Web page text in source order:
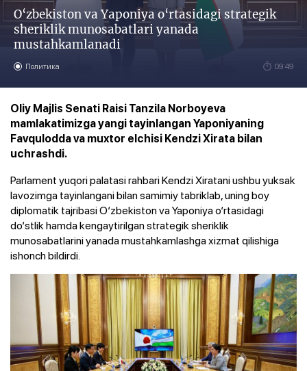
O‘zbekiston va Yaponiya o‘rtasidagi strategik
sheriklik munosabatlari yanada
mustahkamlanadi
Политика 09:49
Oliy Majlis Senati Raisi Tanzila Norboyeva
mamlakatimizga yangi tayinlangan Yaponiyaning
Favqulodda va muxtor elchisi Kendzi Xirata bilan
uchrashdi.
Parlament yuqori palatasi rahbari Kendzi Xiratani ushbu yuksak
lavozimga tayinlangani bilan samimiy tabriklab, uning boy
diplomatik tajribasi O‘zbekiston va Yaponiya o‘rtasidagi
do‘stlik hamda kengaytirilgan strategik sheriklik
munosabatlarini yanada mustahkamlashga xizmat qilishiga
ishonch bildirdi.